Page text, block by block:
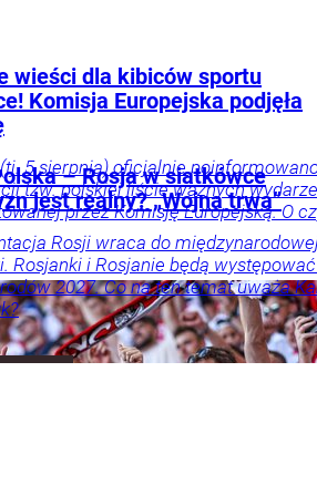
wieści dla kibiców sportu
Komisja Europejska podjęła
5 sierpnia) oficjalnie
tzw. polskiej liście ważnych
przez Komisję Europejską. O
– Rosja w siatkówce
jest realny? „Wojna trwa”
Rosji wraca do
Rosjanki i Rosjanie będą
2027. Co na ten temat uważa